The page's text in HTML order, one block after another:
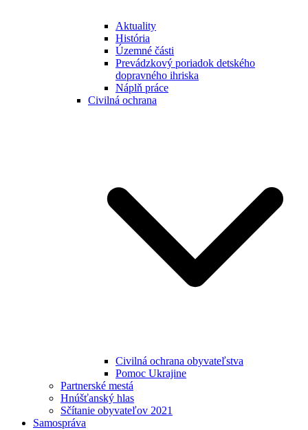
Aktuality
História
Územné části
Prevádzkový poriadok detského
dopravného ihriska
Náplň práce
Civilná ochrana
Civilná ochrana obyvateľstva
Pomoc Ukrajine
Partnerské mestá
Hnúšťanský hlas
Sčítanie obyvateľov 2021
Samospráva